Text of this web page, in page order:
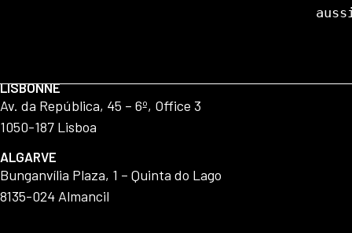
LISBONNE
Av. da República, 45 – 6º, Office 3
1050-187 Lisboa
ALGARVE
Bunganvília Plaza, 1 – Quinta do Lago
8135-024 Almancil